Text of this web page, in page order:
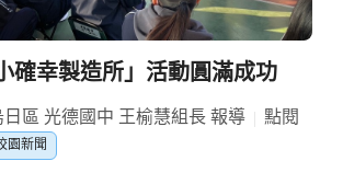
確幸製造所」活動圓滿成功
日區 光德國中 王榆慧組長 報導
點閱
園新聞